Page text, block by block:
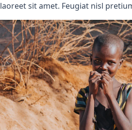
laoreet sit amet. Feugiat nisl